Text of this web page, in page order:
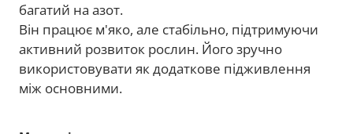
багатий на азот.
Він працює м'яко, але стабільно, підтримуючи
активний розвиток рослин. Його зручно
використовувати як додаткове підживлення
між основними.